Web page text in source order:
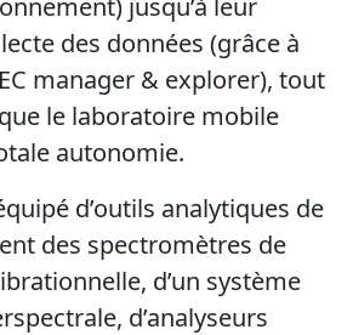
des données (grâce à
manager & explorer), tout
le laboratoire mobile
autonomie.
d’outils analytiques de
des spectromètres de
d’un système
d’analyseurs